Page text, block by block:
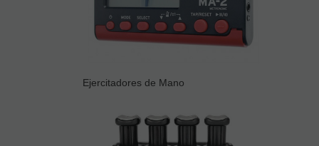
Ejercitadores de Mano